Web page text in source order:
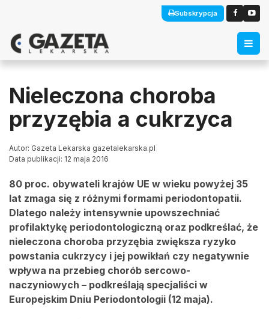
Subskrypcja
Nieleczona choroba
przyzębia a cukrzyca
Autor: Gazeta Lekarska gazetalekarska.pl
Data publikacji: 12 maja 2016
80 proc. obywateli krajów UE w wieku powyżej 35
lat zmaga się z różnymi formami periodontopatii.
Dlatego należy intensywnie upowszechniać
profilaktykę periodontologiczną oraz podkreślać, że
nieleczona choroba przyzębia zwiększa ryzyko
powstania cukrzycy i jej powikłań czy negatywnie
wpływa na przebieg chorób sercowo-
naczyniowych – podkreślają specjaliści w
Europejskim Dniu Periodontologii (12 maja).